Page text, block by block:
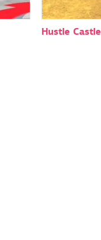
Hustle Castle